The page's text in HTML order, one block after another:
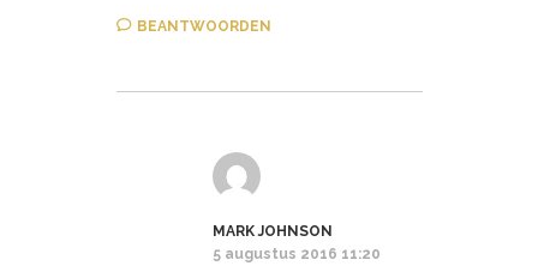
BEANTWOORDEN
MARK JOHNSON
5 augustus 2016 11:20